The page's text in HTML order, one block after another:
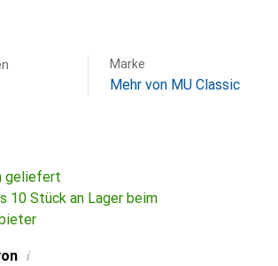
Marke
Mehr von MU Classic
geliefert
10 Stück an Lager beim
i